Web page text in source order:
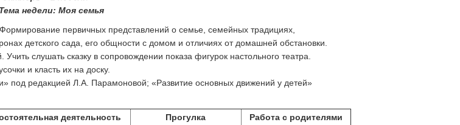
Тема недели: Моя семья
первичных представлений о семье, семейных традициях,
детского сада, его общности с домом и отличиях от домашней обстановки.
слушать сказку в сопровождении показа фигурок настольного театра.
и класть их на доску.
под редакцией Л.А. Парамоновой; «Развитие основных движений у детей»
деятельность Прогулка Работа с родителями